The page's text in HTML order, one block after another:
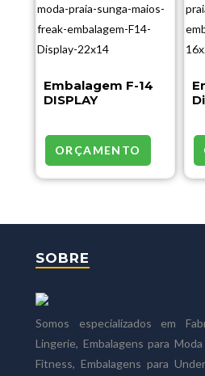
Embalagem F-14
DISPLAY
ORÇAMENTO
SOBRE
Somos especializados em
Lingerie, Embalagens para
Fitness, Embalagens para